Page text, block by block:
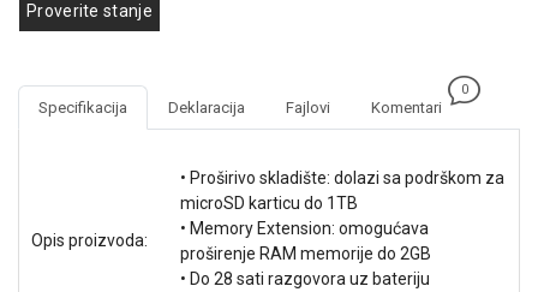
SISTEMI
OPREMA
FOTOAPARATI
Proverite stanje
Specifikacija Deklaracija Fajlovi Komentari
0
Opis proizvoda:
• Proširivo skladište: dolazi sa podrškom za
microSD karticu do 1TB
• Memory Extension: omogućava
proširenje RAM memorije do 2GB
• Do 28 sati razgovora uz bateriju